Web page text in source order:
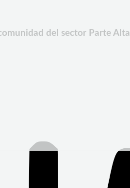
del sector Parte Alta